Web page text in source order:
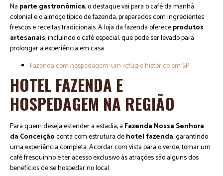
Na parte gastronômica, o destaque vai para o café da manhã
colonial e o almoço típico de fazenda, preparados com ingredientes
frescos e receitas tradicionais. A loja da fazenda ofereceprodutos
artesanais, incluindo o café especial, que pode ser levado para
prolongar a experiência em casa.
Fazenda com hospedagem: um refúgio histórico em SP
HOTEL FAZENDA E
HOSPEDAGEM NA REGIÃO
Para quem deseja estender a estadia, a Fazenda Nossa Senhora
da Conceiçãoconta com estrutura dehotel fazenda, garantindo
uma experiência completa. Acordar com vista para o verde, tomar um
café fresquinho e ter acesso exclusivo às atrações são alguns dos
benefícios de se hospedar no local.